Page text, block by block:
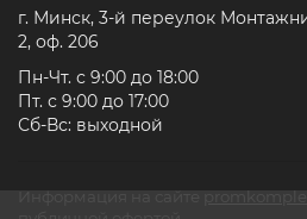
г. Минск, 3-й переулок
2, оф. 206
Пн-Чт. с 9:00 до 18:00
Пт. с 9:00 до 17:00
Сб-Вс: выходной
Информация на сайте